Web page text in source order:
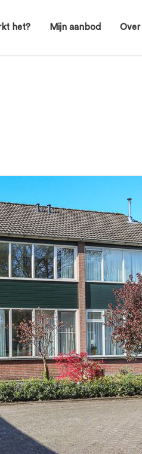
het? Mijn aanbod Over